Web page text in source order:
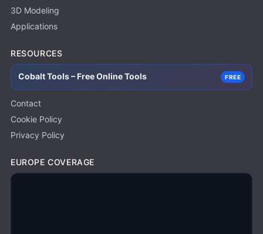
3D Modeling
Applications
RESOURCES
Cobalt Tools – Free Online Tools FREE
Contact
Cookie Policy
Privacy Policy
EUROPE COVERAGE